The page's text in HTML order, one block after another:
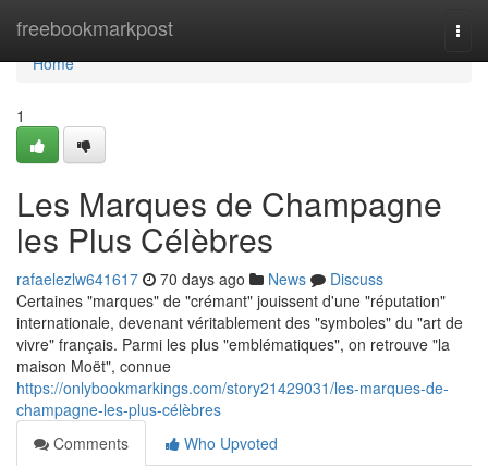
freebookmarkpost
Home
Home
1
Les Marques de Champagne
les Plus Célèbres
rafaelezlw641617 70 days ago News
Discuss
Certaines "marques" de "crémant" jouissent d'une "réputation"
internationale, devenant véritablement des "symboles" du "art de
vivre" français. Parmi les plus "emblématiques", on retrouve "la
maison Moët", connue
https://onlybookmarkings.com/story21429031/les-marques-de-
champagne-les-plus-célèbres
Comments
Who Upvoted